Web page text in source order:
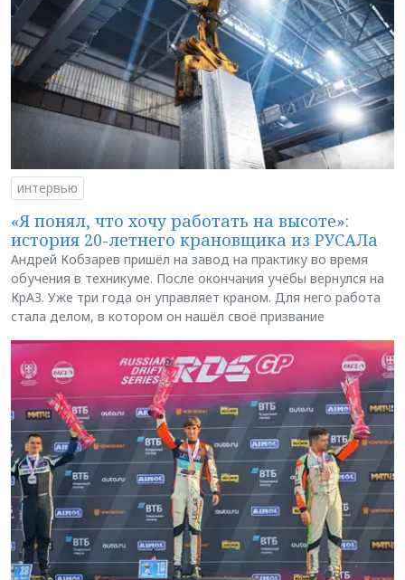
интервью
«Я понял, что хочу работать на высоте»:
история 20-летнего крановщика из РУСАЛа
Андрей Кобзарев пришёл на завод на практику во время
обучения в техникуме. После окончания учёбы вернулся на
КрАЗ. Уже три года он управляет краном. Для него работа
стала делом, в котором он нашёл своё призвание